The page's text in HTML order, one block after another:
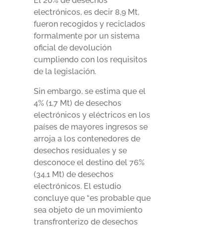
electrónicos, es decir 8,9 Mt,
fueron recogidos y reciclados
formalmente por un sistema
oficial de devolución
cumpliendo con los requisitos
de la legislación.
Sin embargo, se estima que el
4% (1,7 Mt) de desechos
electrónicos y eléctricos en los
países de mayores ingresos se
arroja a los contenedores de
desechos residuales y se
desconoce el destino del 76%
(34,1 Mt) de desechos
electrónicos. El estudio
concluye que “es probable que
sea objeto de un movimiento
transfronterizo de desechos